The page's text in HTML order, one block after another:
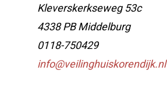
Kleverskerkseweg 53c
4338 PB Middelburg
0118-750429
info@veilinghuiskorendijk.nl